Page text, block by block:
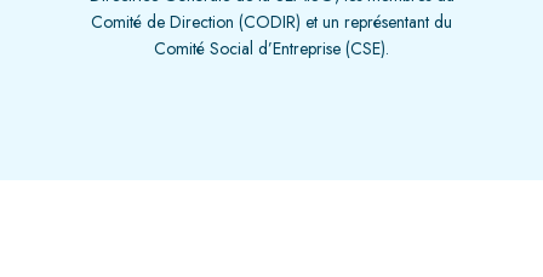
Comité de Direction (CODIR) et un représentant du
Comité Social d’Entreprise (CSE).